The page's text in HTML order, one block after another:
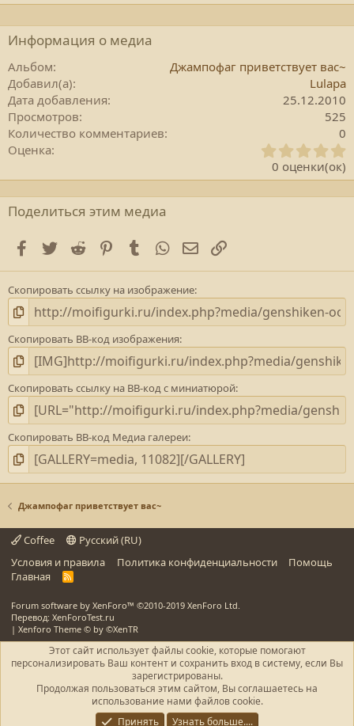
Информация о медиа
Альбом
Джампофаг приветствует вас~
Добавил(а)
Lulapa
Дата добавления
25.12.2010
Просмотров
525
Количество комментариев
0
Оценка
0
0
)
0 оценки(ок)
Поделиться этим медиа
Facebook
TwitterReddit PinterestTumblrWhatsApp
E-mailСсылка
Скопировать ссылку на изображение
Скопировать BB-код изображения
Скопировать ссылку на BB-код с миниатюрой
Скопировать BB-код Медиа галереи
Джампофаг приветствует вас~
Coffee
Русский (RU)
Условия и правила
Политика конфиденциальности
Помощь
Главная
R
Forum software by XenForo™ ©2010-2019 XenForo Ltd.
Перевод: XenForoTest.ru
| Xenforo Theme © by ©XenTR
Этот сайт использует файлы cookie, которые помогают
персонализировать Ваш контент и сохранить вход в систему, если Вы
зарегистрированы.
Продолжая пользоваться этим сайтом, Вы соглашаетесь на
использование нами файлов cookie.
Принять
Узнать больше....